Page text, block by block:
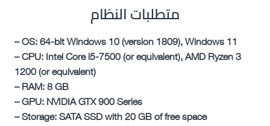
متطلبات النظام
– OS: 64-bit Windows 10 (version 1809), Windows 11
– CPU: Intel Core i5-7500 (or equivalent), AMD Ryzen 3
1200 (or equivalent)
– RAM: 8 GB
– GPU: NVIDIA GTX 900 Series
– Storage: SATA SSD with 20 GB of free space